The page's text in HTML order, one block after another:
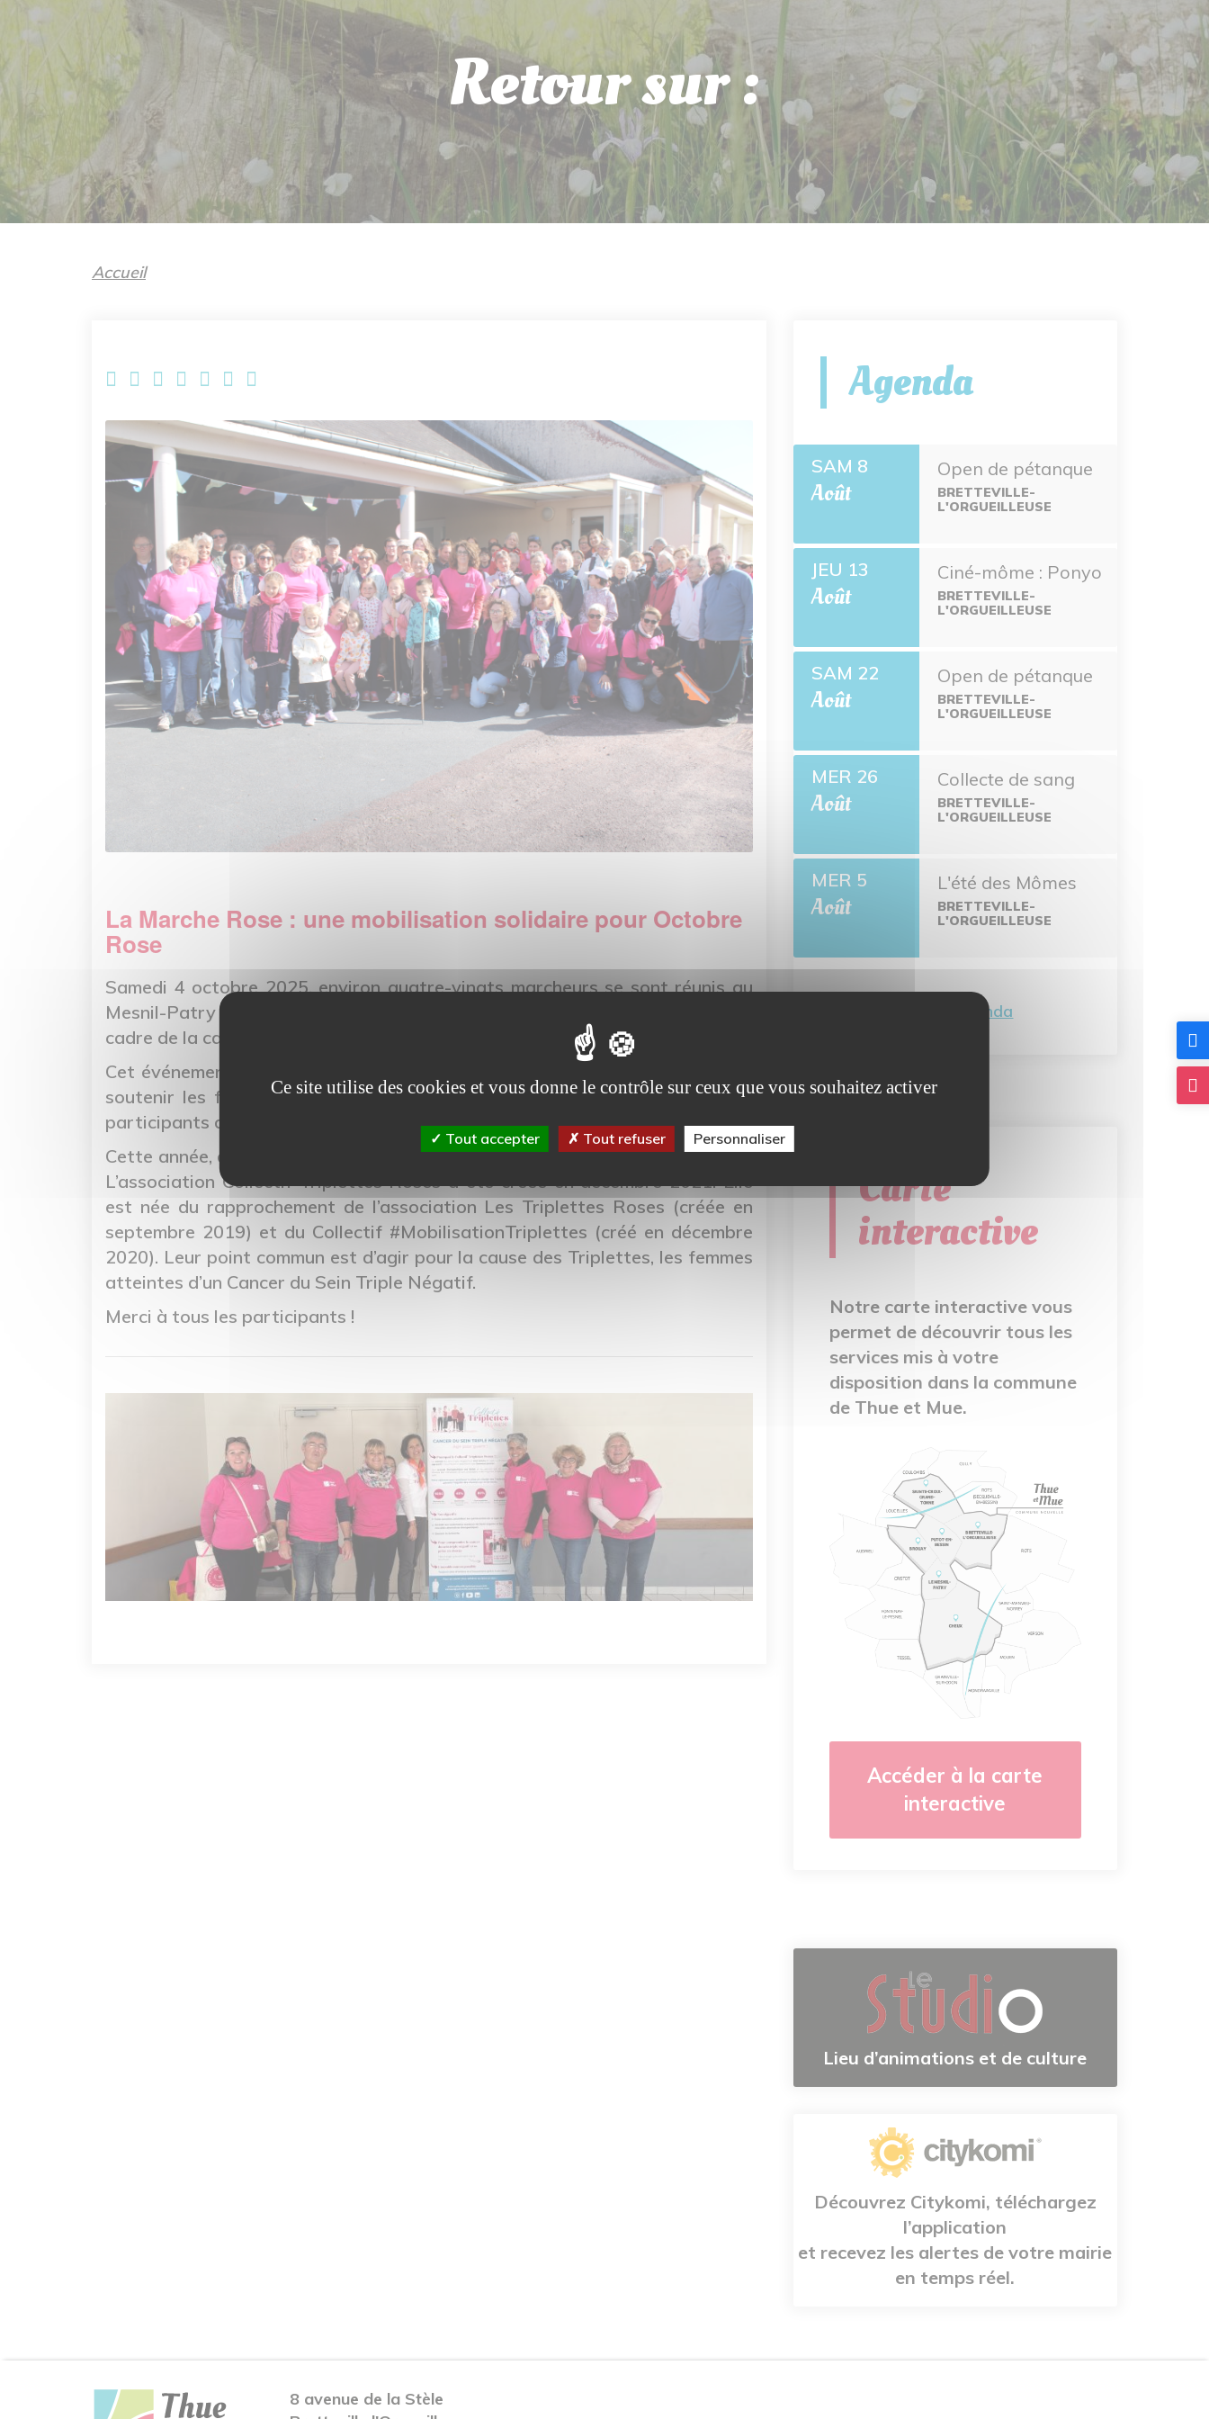
Retour sur :
Accueil
La Marche Rose : une mobilisation solidaire pour Octobre
Rose
Samedi 4 octobre 2025, environ quatre-vingts marcheurs se sont réunis au
Mesnil-Patry pour participer à la 4ème édition de la Marche Rose, dans le
cadre de la campagne nationale Octobre Rose.
Cet événement, organisé pour sensibiliser au dépistage du cancer du sein et
soutenir les femmes touchées par la maladie, a permis de rassembler des
participants de tous âges autour d’une cause commune.
Cette année, des membres du collectif Les Triplettes Roses étaient présents.
L’association Collectif Triplettes Roses a été créée en décembre 2021. Elle
est née du rapprochement de l’association Les Triplettes Roses (créée en
septembre 2019) et du Collectif #MobilisationTriplettes (créé en décembre
2020). Leur point commun est d’agir pour la cause des Triplettes, les femmes
atteintes d’un Cancer du Sein Triple Négatif.
Merci à tous les participants !
Agenda
SAM 8
Août
Open de pétanque
BRETTEVILLE-
L'ORGUEILLEUSE
JEU 13
Août
Ciné-môme : Ponyo
BRETTEVILLE-
L'ORGUEILLEUSE
SAM 22
Août
Open de pétanque
BRETTEVILLE-
L'ORGUEILLEUSE
MER 26
Août
Collecte de sang
BRETTEVILLE-
L'ORGUEILLEUSE
MER 5
Août
L'été des Mômes
BRETTEVILLE-
L'ORGUEILLEUSE
Tout l'agenda
Carte
interactive
Notre carte interactive vous
permet de découvrir tous les
services mis à votre
disposition dans la commune
de Thue et Mue.
Accéder à la carte
interactive
Lieu d’animations et de culture
Découvrez Citykomi, téléchargez
l’application
et recevez les alertes de votre mairie
en temps réel.
8 avenue de la Stèle
Ce site utilise des cookies et vous donne le contrôle sur ceux que vous souhaitez activer
Tout accepter Tout refuser Personnaliser